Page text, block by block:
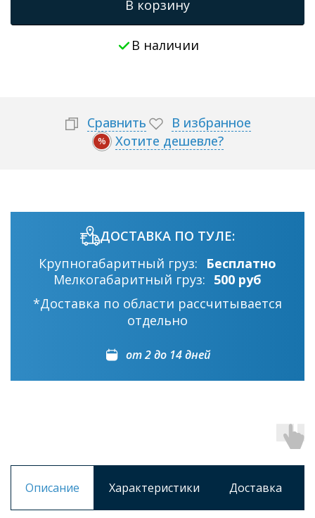
В корзину
В наличии
Сравнить В избранное
% Хотите дешевле?
ДОСТАВКА ПО ТУЛЕ:
Крупногабаритный груз:
Бесплатно
Мелкогабаритный груз: 500 руб
*Доставка по области рассчитывается
отдельно
от 2 до 14 дней
Описание Характеристики Доставка